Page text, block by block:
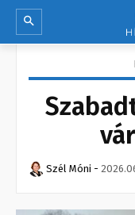
Szél Móni -